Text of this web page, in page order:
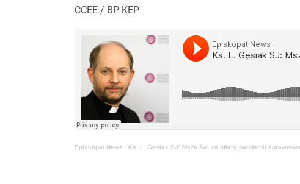
CCEE / BP KEP
Episkopat News · Ks. L. Gęsiak SJ: Msza św. za ofiary pandemii